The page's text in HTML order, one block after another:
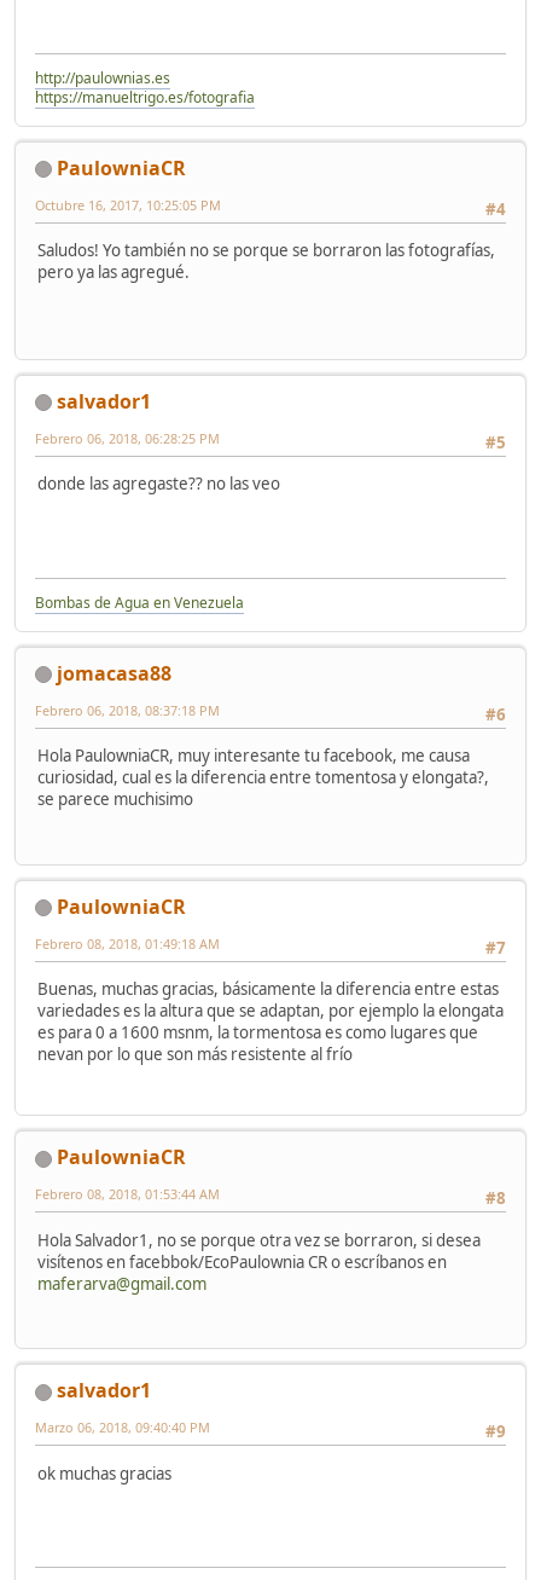
http://paulownias.es
https://manueltrigo.es/fotografia
PaulowniaCR
#4
Octubre 16, 2017, 10:25:05 PM
Saludos! Yo también no se porque se borraron las fotografías,
pero ya las agregué.
salvador1
#5
Febrero 06, 2018, 06:28:25 PM
donde las agregaste?? no las veo
Bombas de Agua en Venezuela
jomacasa88
#6
Febrero 06, 2018, 08:37:18 PM
Hola PaulowniaCR, muy interesante tu facebook, me causa
curiosidad, cual es la diferencia entre tomentosa y elongata?,
se parece muchisimo
PaulowniaCR
#7
Febrero 08, 2018, 01:49:18 AM
Buenas, muchas gracias, básicamente la diferencia entre estas
variedades es la altura que se adaptan, por ejemplo la elongata
es para 0 a 1600 msnm, la tormentosa es como lugares que
nevan por lo que son más resistente al frío
PaulowniaCR
#8
Febrero 08, 2018, 01:53:44 AM
Hola Salvador1, no se porque otra vez se borraron, si desea
visítenos en facebbok/EcoPaulownia CR o escríbanos en
maferarva@gmail.com
salvador1
#9
Marzo 06, 2018, 09:40:40 PM
ok muchas gracias